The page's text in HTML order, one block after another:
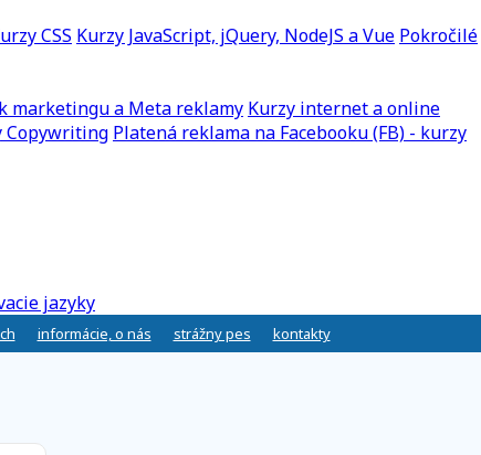
CSS Kurzy JavaScript, jQuery, NodeJS a Vue Pokročilé
marketingu a Meta reklamy Kurzy internet a online
Copywriting Platená reklama na Facebooku (FB) - kurzy
jazyky
informácie, o nás strážny pes kontakty